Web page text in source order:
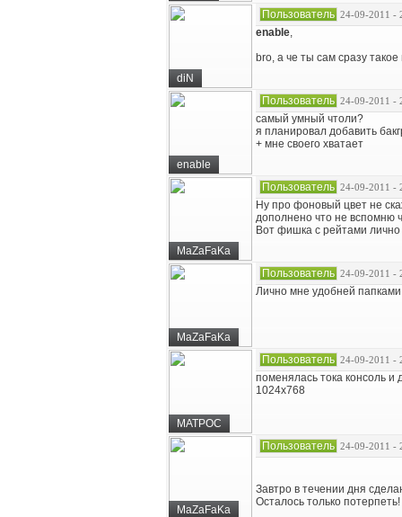
diN
Пользователь 24-09-2011 -
enable,
bro, а че ты сам сразу
enable
Пользователь 24-09-2011 -
самый умный чтоли?
я планировал добавить
+ мне своего хватает
MaZaFaKa
Пользователь 24-09-2011 -
Ну про фоновый цвет не
дополнено что не вспомню
Вот фишка с рейтами лично
MaZaFaKa
Пользователь 24-09-2011 -
Лично мне удобней
MATPOC
Пользователь 24-09-2011 -
поменялась тока консоль
1024x768
MaZaFaKa
Пользователь 24-09-2011 -
Завтро в течении дня
Осталось только потерпеть!